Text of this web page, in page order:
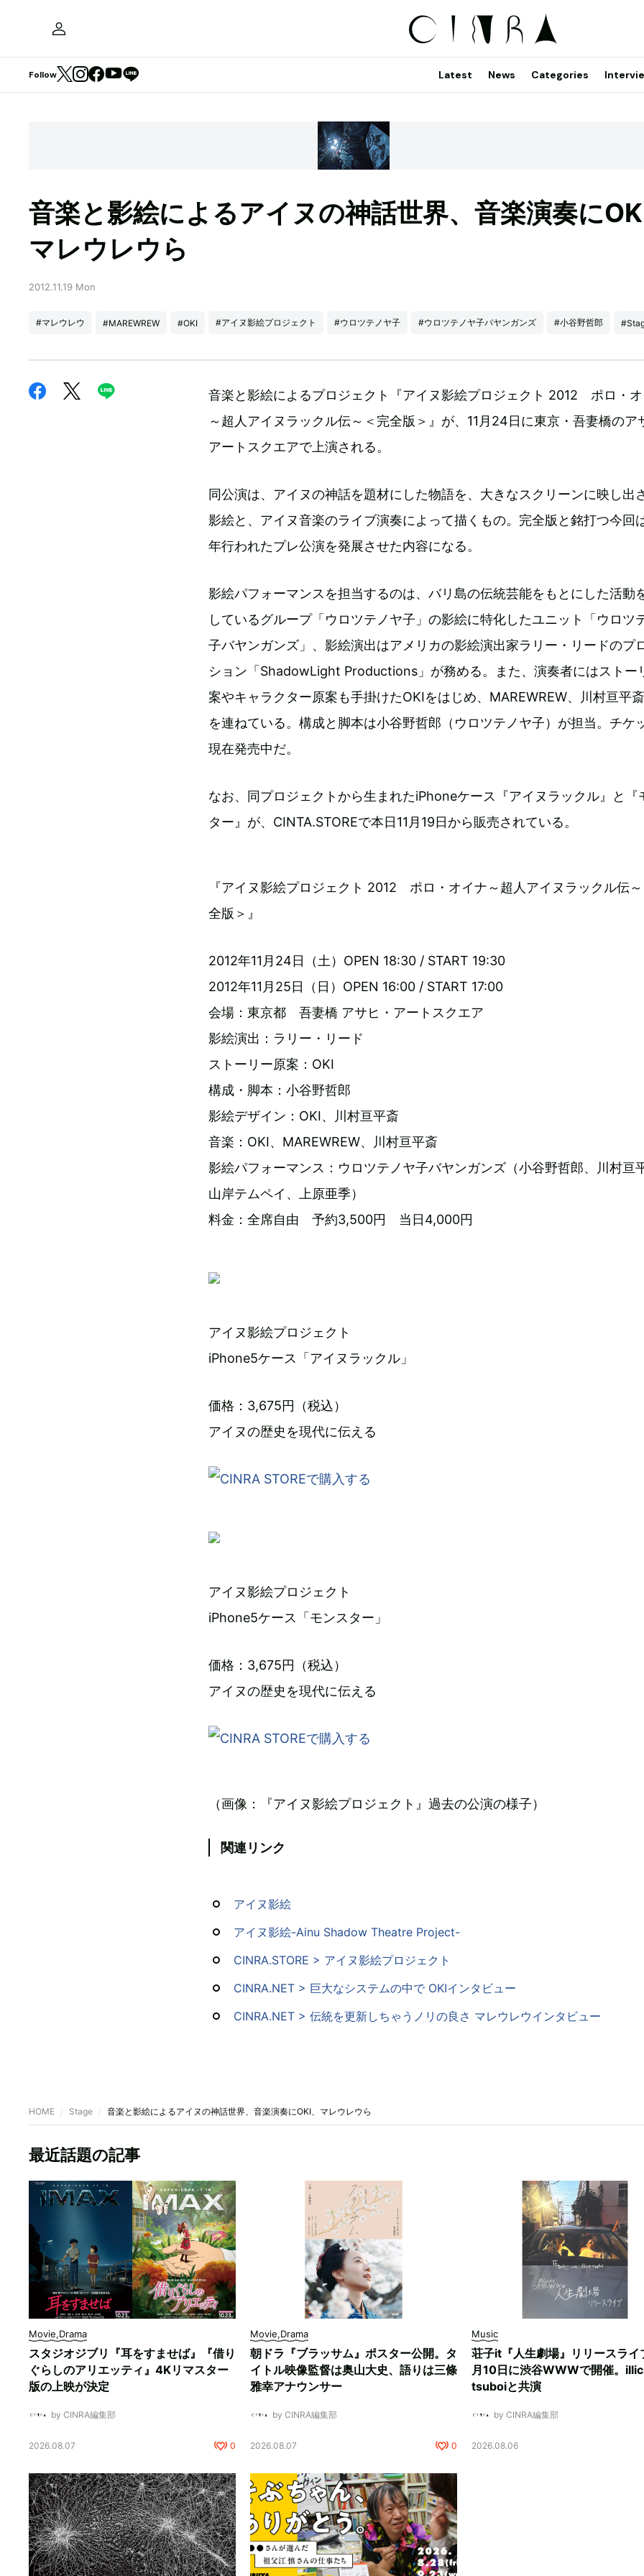
Follow Latest News Categories
音楽と影絵によるアイヌの神話世界、音楽演奏に
マレウレウら
2012.11.19 Mon
#マレウレウ #MAREWREW #OKI #アイヌ影絵プロジェクト #ウロツテノヤ子 #ウロツテノヤ子バヤンガンズ #小谷野哲郎
音楽と影絵によるプロジェクト『アイヌ影絵プロジェクト 2012 ポロ・
～超人アイヌラックル伝～＜完全版＞』が、11月24日に東京・吾妻橋のア
アートスクエアで上演される。
同公演は、アイヌの神話を題材にした物語を、大きなスクリーンに映し出
影絵と、アイヌ音楽のライブ演奏によって描くもの。完全版と銘打つ今回
年行われたプレ公演を発展させた内容になる。
影絵パフォーマンスを担当するのは、バリ島の伝統芸能をもとにした活動
しているグループ「ウロツテノヤ子」の影絵に特化したユニット「ウロツ
子バヤンガンズ」、影絵演出はアメリカの影絵演出家ラリー・リードのプ
ション「ShadowLight Productions」が務める。また、演奏者にはストー
案やキャラクター原案も手掛けたOKIをはじめ、MAREWREW、川村亘平
を連ねている。構成と脚本は小谷野哲郎（ウロツテノヤ子）が担当。チケ
現在発売中だ。
なお、同プロジェクトから生まれたiPhoneケース『アイヌラックル』と『
ター』が、CINTA.STOREで本日11月19日から販売されている。
『アイヌ影絵プロジェクト 2012 ポロ・オイナ～超人アイヌラックル伝
全版＞』
2012年11月24日（土）OPEN 18:30 / START 19:30
2012年11月25日（日）OPEN 16:00 / START 17:00
会場：東京都 吾妻橋 アサヒ・アートスクエア
影絵演出：ラリー・リード
ストーリー原案：OKI
構成・脚本：小谷野哲郎
影絵デザイン：OKI、川村亘平斎
音楽：OKI、MAREWREW、川村亘平斎
影絵パフォーマンス：ウロツテノヤ子バヤンガンズ（小谷野哲郎、川村亘
山岸テムペイ、上原亜季）
料金：全席自由 予約3,500円 当日4,000円
アイヌ影絵プロジェクト
iPhone5ケース「アイヌラックル」
価格：3,675円（税込）
アイヌの歴史を現代に伝える
アイヌ影絵プロジェクト
iPhone5ケース「モンスター」
価格：3,675円（税込）
アイヌの歴史を現代に伝える
（画像：『アイヌ影絵プロジェクト』過去の公演の様子）
関連リンク
アイヌ影絵
アイヌ影絵-Ainu Shadow Theatre Project-
CINRA.STORE > アイヌ影絵プロジェクト
CINRA.NET > 巨大なシステムの中で OKIインタビュー
CINRA.NET > 伝統を更新しちゃうノリの良さ マレウレウインタビュー
HOME Stage 音楽と影絵によるアイヌの神話世界、音楽演奏にOKI、マレウレウら
最近話題の記事
Movie,Drama
スタジオジブリ『耳をすませば』『借り
ぐらしのアリエッティ』4Kリマスター
版の上映が決定
by CINRA編集部
2026.08.07 0
Movie,Drama
朝ドラ『ブラッサム』ポスター公開。タ
イトル映像監督は奥山大史、語りは三條
雅幸アナウンサー
by CINRA編集部
2026.08.07 0
Music
荘子it『人生劇場』リリースライ
月10日に渋谷WWWで開催。
tsuboiと共演
by CINRA編集部
2026.08.06